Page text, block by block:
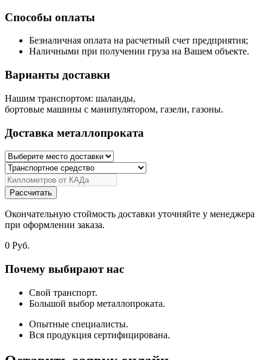
Способы оплаты
Безналичная оплата на расчетный счет предприятия;
Наличными при получении груза на Вашем объекте.
Варианты доставки
Нашим транспортом: шаланды,
бортовые машины с манипулятором, газели, газоны.
Доставка металлопроката
Рассчитать
Окончательную стоймость доставки уточняйте у менеджера
при оформлении заказа.
0 Руб.
Почему выбирают нас
Свой транспорт.
Большой выбор металлопроката.
Опытные специалисты.
Вся продукция сертифицирована.